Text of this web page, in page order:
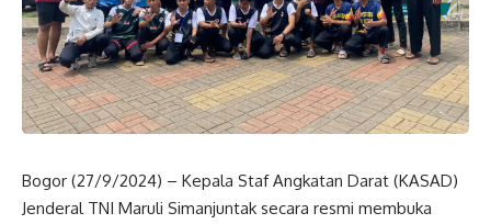
Bogor (27/9/2024) – Kepala Staf Angkatan Darat (KASAD)
Jenderal TNI Maruli Simanjuntak secara resmi membuka